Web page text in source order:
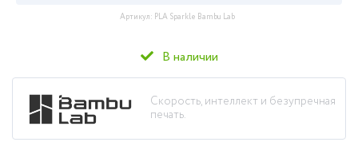
В наличии
Скорость, интеллект и безупречная
печать.
Артикул: PLA Sparkle Bambu Lab